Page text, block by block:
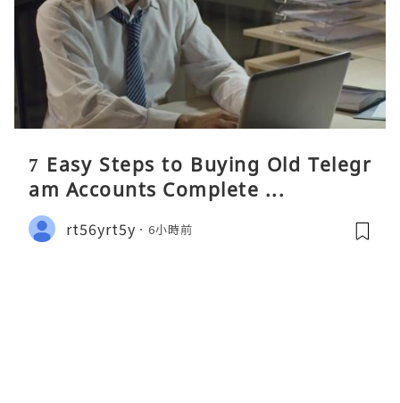
7 Easy Steps to Buying Old Telegr
am Accounts Complete ...
rt56yrt5y 6小時前